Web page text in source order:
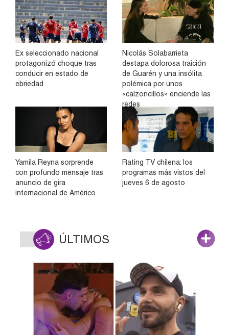
Ex seleccionado nacional
protagonizó choque tras
conducir en estado de
ebriedad
Nicolás Solabarrieta
destapa dolorosa traición
de Guarén y una insólita
polémica por unos
«calzoncillos» enciende las
redes
Yamila Reyna sorprende
con profundo mensaje tras
anuncio de gira
internacional de Américo
Rating TV chilena: los
programas más vistos del
jueves 6 de agosto
ÚLTIMOS